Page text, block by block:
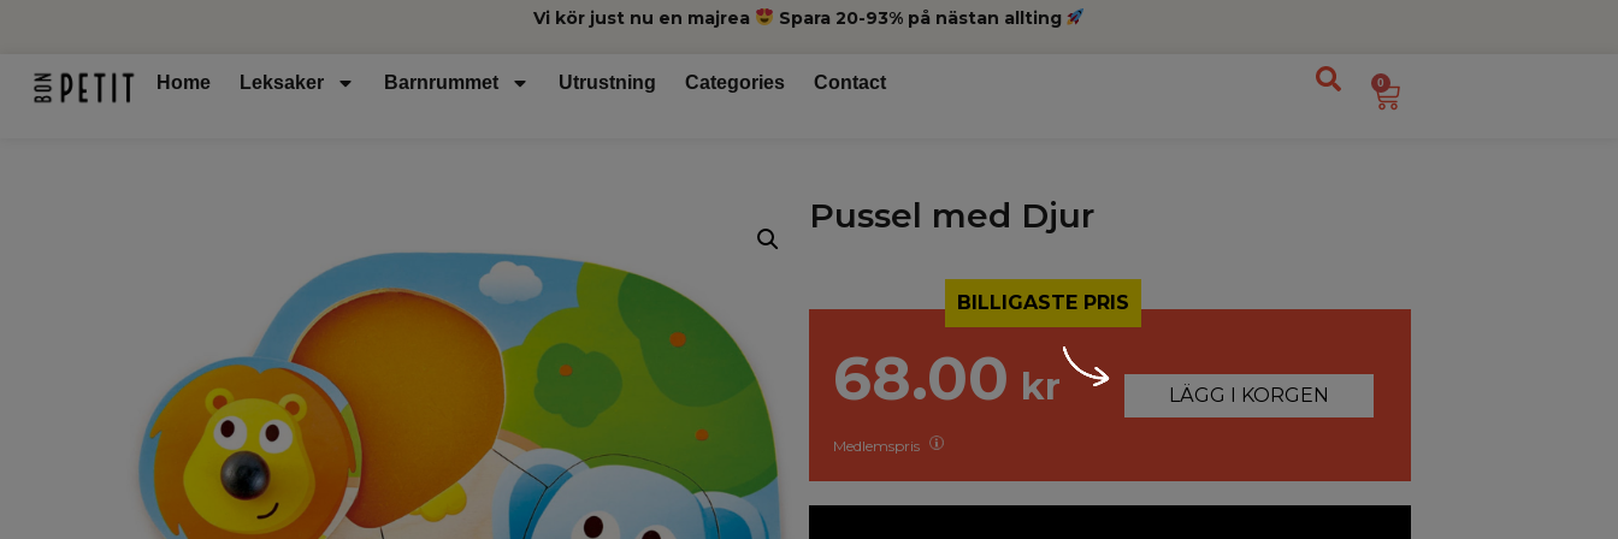
Vi kör just nu en majrea Spara 20-93% på nästan allting
Home Leksaker Barnrummet Utrustning Categories Contact 0
Pussel med Djur
BILLIGASTE PRIS
68.00 kr
Medlemspris
LÄGG I KORGEN